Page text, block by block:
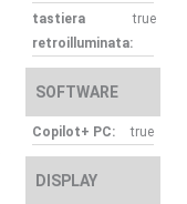
tastiera
retroilluminata:
true
SOFTWARE
Copilot+ PC: true
DISPLAY